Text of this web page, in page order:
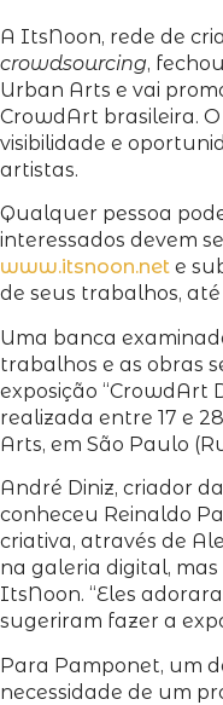
A ItsNoon, rede de
crowdsourcing,
Urban Arts e vai
CrowdArt brasileira.
visibilidade e
artistas.
Qualquer pessoa
interessados devem
www.itsnoon.net e
de seus trabalhos, até
Uma banca
trabalhos e as obras
exposição “CrowdArt
realizada entre 17 e
Arts, em São Paulo
André Diniz, criador
conheceu Reinaldo
criativa, através de
na galeria digital,
ItsNoon. “Eles
sugeriram fazer a
Para Pamponet, um
necessidade de um